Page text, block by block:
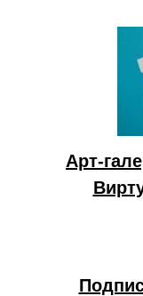
Арт-